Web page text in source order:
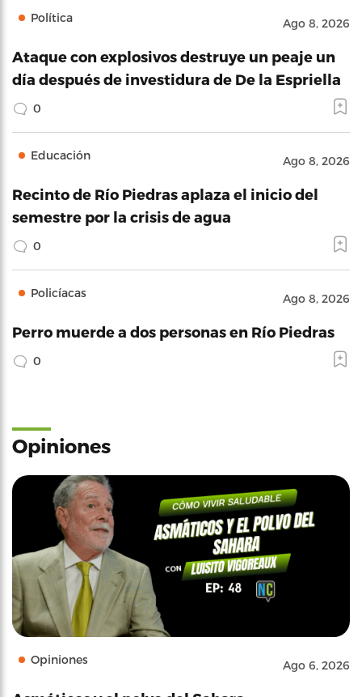
Política Ago 8, 2026
Ataque con explosivos destruye un peaje un
día después de investidura de De la Espriella
0
Educación Ago 8, 2026
Recinto de Río Piedras aplaza el inicio del
semestre por la crisis de agua
0
Policíacas Ago 8, 2026
Perro muerde a dos personas en Río Piedras
0
Opiniones
Opiniones Ago 6, 2026